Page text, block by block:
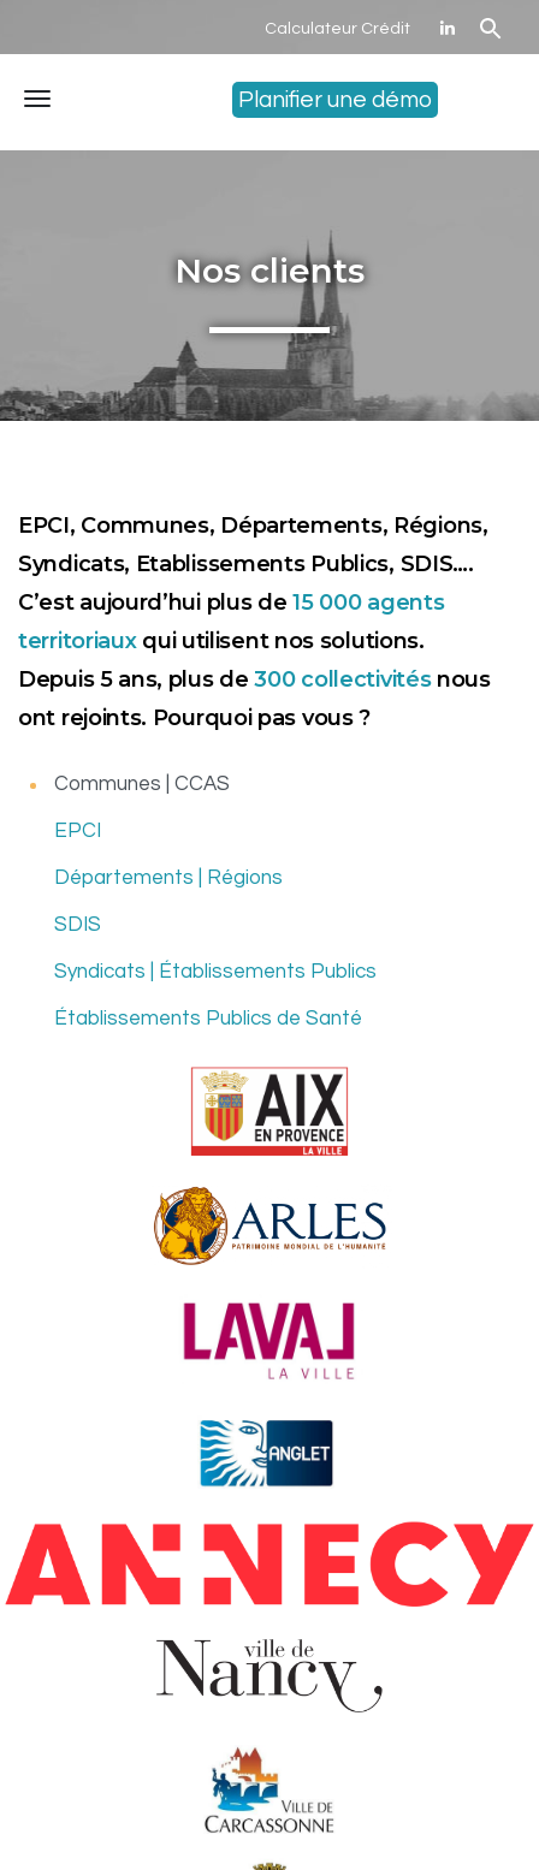
Calculateur Crédit
Planifier une démo
Menu
Nos clients
EPCI, Communes, Départements, Régions,
Syndicats, Etablissements Publics, SDIS….
C’est aujourd’hui plus de15 000 agents
territoriaux qui utilisent nos solutions.
Depuis 5 ans, plus de300 collectivitésnous
ont rejoints. Pourquoi pas vous ?
Communes | CCAS
EPCI
Départements | Régions
SDIS
Syndicats | Établissements Publics
Établissements Publics de Santé